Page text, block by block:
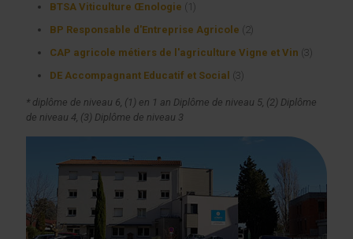
BTSA Viticulture Œnologie (1)
BP Responsable d'Entreprise Agricole (2)
CAP agricole métiers de l'agriculture Vigne et Vin (3)
DE Accompagnant Educatif et Social (3)
* diplôme de niveau 6, (1) en 1 an Diplôme de niveau 5, (2) Diplôme
de niveau 4, (3) Diplôme de niveau 3